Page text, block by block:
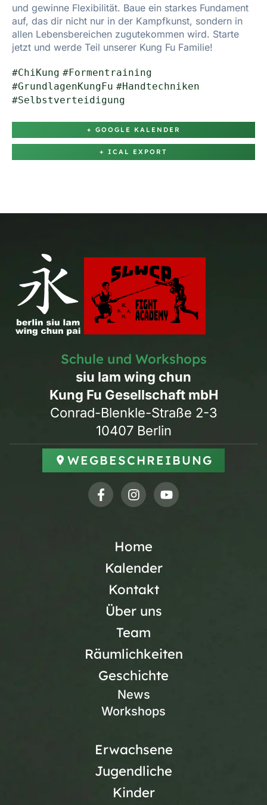
und gewinne Flexibilität. Baue ein starkes Fundament
auf, das dir nicht nur in der Kampfkunst, sondern in
allen Lebensbereichen zugutekommen wird. Starte
jetzt und werde Teil unserer Kung Fu Familie!
#ChiKung #Formentraining
#GrundlagenKungFu #Handtechniken
#Selbstverteidigung
+ GOOGLE KALENDER
+ ICAL EXPORT
Schule und Workshops
siu lam wing chun
Kung Fu Gesellschaft mbH
Conrad-Blenkle-Straße 2-3
10407 Berlin
WEGBESCHREIBUNG
Home
Kalender
Kontakt
Über uns
Team
Räumlichkeiten
Geschichte
News
Workshops
Erwachsene
Jugendliche
Kinder